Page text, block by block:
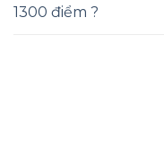
1300 điểm ?